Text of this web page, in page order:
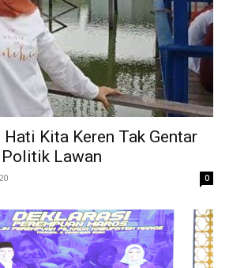
Kita Keren Tak Gentar
Lawan
0